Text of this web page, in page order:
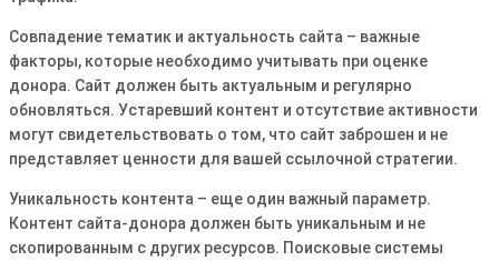
Совпадение тематик и актуальность сайта – важные
факторы, которые необходимо учитывать при оценке
донора․ Сайт должен быть актуальным и регулярно
обновляться․ Устаревший контент и отсутствие активности
могут свидетельствовать о том, что сайт заброшен и не
представляет ценности для вашей ссылочной стратегии․
Уникальность контента – еще один важный параметр․
Контент сайта-донора должен быть уникальным и не
скопированным с других ресурсов․ Поисковые системы